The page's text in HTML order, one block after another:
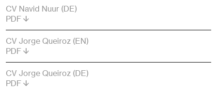
CV Navid Nuur (DE)
PDF
CV Jorge Queiroz (EN)
PDF
CV Jorge Queiroz (DE)
PDF